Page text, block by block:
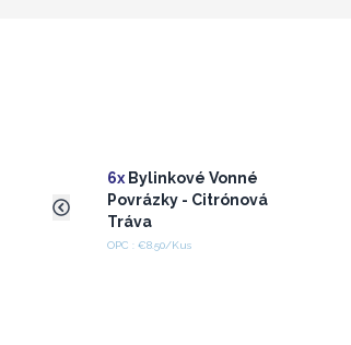
6x Bylinkové Vonné
Povrázky - Citrónová
Tráva
OPC : €8.50/Kus